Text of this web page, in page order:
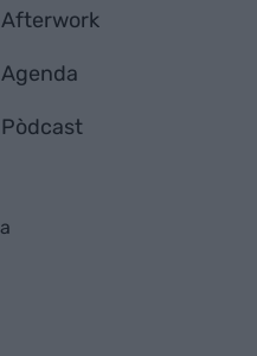
Afterwork
Agenda
Pòdcast